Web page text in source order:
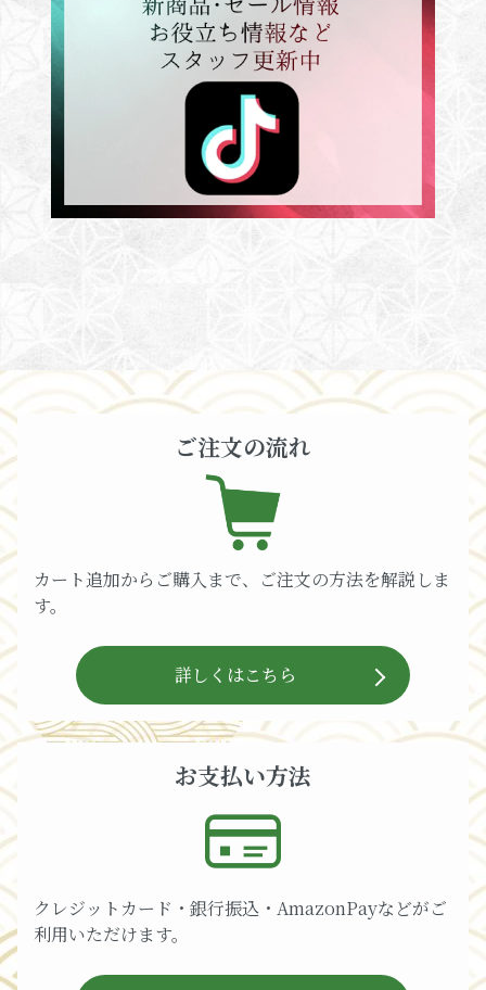
ご注文の流れ
カート追加からご購入まで、ご注文の方法を解説しま
す。
詳しくはこちら
お支払い方法
クレジットカード・銀行振込・AmazonPayなどがご
利用いただけます。